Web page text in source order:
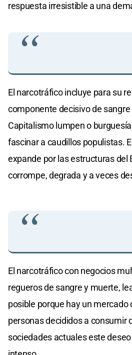
respuesta irresistible a una
El narcotráfico incluye para su
componente decisivo de
Capitalismo lumpen o
fascinar a caudillos populistas.
expande por las estructuras del
corrompe, degrada y a veces
El narcotráfico con negocios
regueros de sangre y muerte,
posible porque hay un mercado
personas decididos a consumir
sociedades actuales este